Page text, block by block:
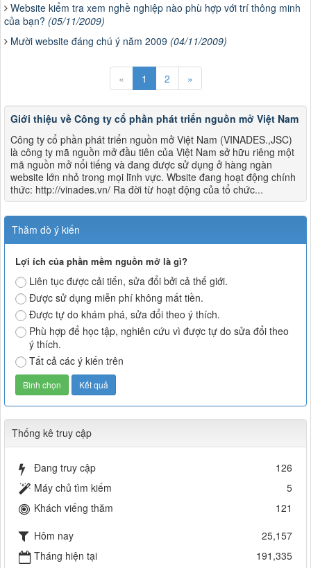
Website kiểm tra xem nghề nghiệp nào phù hợp với trí thông minh
của bạn? (05/11/2009)
Mười website đáng chú ý năm 2009 (04/11/2009)
« 1 2 »
Giới thiệu về Công ty cổ phần phát triển nguồn mở Việt Nam
Công ty cổ phần phát triển nguồn mở Việt Nam (VINADES.,JSC)
là công ty mã nguồn mở đầu tiên của Việt Nam sở hữu riêng một
mã nguồn mở nổi tiếng và đang được sử dụng ở hàng ngàn
website lớn nhỏ trong mọi lĩnh vực. Wbsite đang hoạt động chính
thức: http://vinades.vn/ Ra đời từ hoạt động của tổ chức...
Thăm dò ý kiến
Lợi ích của phần mềm nguồn mở là gì?
Liên tục được cải tiến, sửa đổi bởi cả thế giới.
Được sử dụng miễn phí không mất tiền.
Được tự do khám phá, sửa đổi theo ý thích.
Phù hợp để học tập, nghiên cứu vì được tự do sửa đổi theo
ý thích.
Tất cả các ý kiến trên
Thống kê truy cập
Đang truy cập
126
Máy chủ tìm kiếm
5
Khách viếng thăm
121
Hôm nay
25,157
Tháng hiện tại
191,335